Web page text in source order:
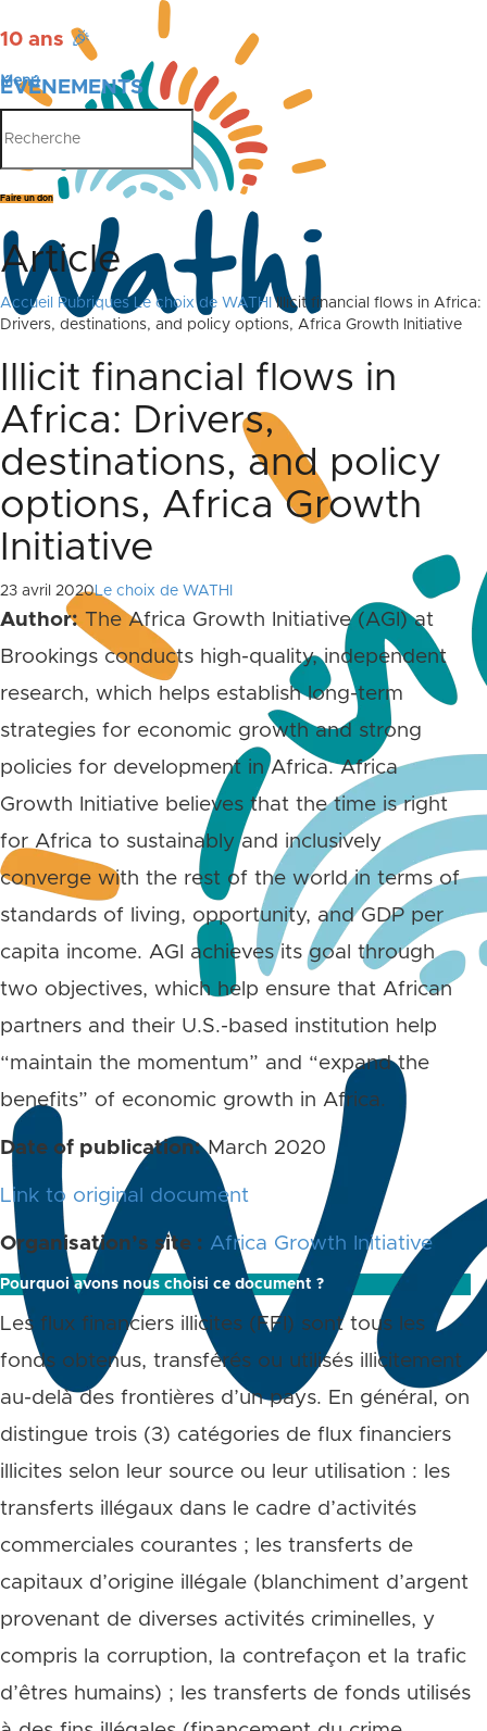
10 ans 🎉
ÉVÉNEMENTS
PUBLICATIONS
Menu
Faire un don
Article
Accueil Rubriques Le choix de WATHI
Illicit financial flows in Africa:
Drivers, destinations, and policy options, Africa Growth Initiative
Illicit financial flows in
Africa: Drivers,
destinations, and policy
options, Africa Growth
Initiative
23 avril 2020Le choix de WATHI
Author: The Africa Growth Initiative (AGI) at
Brookings conducts high-quality, independent
research, which helps establish long-term
strategies for economic growth and strong
policies for development in Africa. Africa
Growth Initiative believes that the time is right
for Africa to sustainably and inclusively
converge with the rest of the world in terms of
standards of living, opportunity, and GDP per
capita income. AGI achieves its goal through
two objectives, which help ensure that African
partners and their U.S.-based institution help
“maintain the momentum” and “expand the
benefits” of economic growth in Africa.
Date of publication:March 2020
Link to original document
Organisation’s site : Africa Growth Initiative
Pourquoi avons nous choisi ce document ?
Les flux financiers illicites (FFI) sont tous les
fonds obtenus, transférés ou utilisés illicitement
au-delà des frontières d’un pays. En général, on
distingue trois (3) catégories de flux financiers
illicites selon leur source ou leur utilisation : les
transferts illégaux dans le cadre d’activités
commerciales courantes ; les transferts de
capitaux d’origine illégale (blanchiment d’argent
provenant de diverses activités criminelles, y
compris la corruption, la contrefaçon et la trafic
d’êtres humains) ; les transferts de fonds utilisés